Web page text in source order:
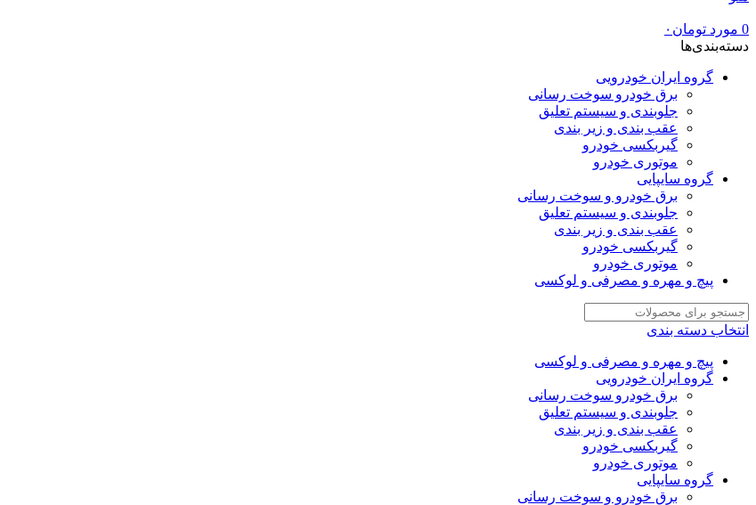
0 مورد تومان ۰
دسته‌بندی‌ها
گروه ایران خودرویی
برق خودرو سوخت رسانی
جلوبندی و سیستم تعلیق
عقب بندی و زیر بندی
گیربکسی خودرو
موتوری خودرو
گروه سایپایی
برق خودرو و سوخت رسانی
جلوبندی و سیستم تعلیق
عقب بندی و زیر بندی
گیربکسی خودرو
موتوری خودرو
پیچ و مهره و مصرفی و لوکسی
انتخاب دسته بندی
پیچ و مهره و مصرفی و لوکسی
گروه ایران خودرویی
برق خودرو سوخت رسانی
جلوبندی و سیستم تعلیق
عقب بندی و زیر بندی
گیربکسی خودرو
موتوری خودرو
گروه سایپایی
برق خودرو و سوخت رسانی